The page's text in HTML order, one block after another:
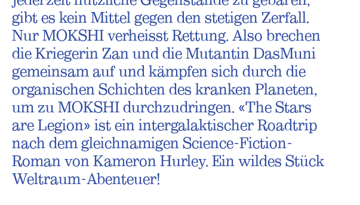
gibt es kein Mittel gegen den stetigen Zerfall.
Nur MOKSHI verheisst Rettung. Also brechen
die Kriegerin Zan und die Mutantin DasMuni
gemeinsam auf und kämpfen sich durch die
organischen Schichten des kranken Planeten,
um zu MOKSHI durchzudringen. «The Stars
are Legion» ist ein intergalaktischer Roadtrip
nach dem gleichnamigen Science-Fiction-
Roman von Kameron Hurley. Ein wildes Stück
Weltraum-Abenteuer!